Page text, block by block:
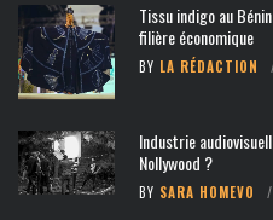
Tissu indigo au
filière économique
BY LA RÉDACTION
Industrie
Nollywood ?
BY SARA HOMEVO